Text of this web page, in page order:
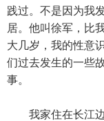
践过。不是因为我
居。他叫徐军，比
大几岁，我的性意
们过去发生的一些
事。
我家住在长江边